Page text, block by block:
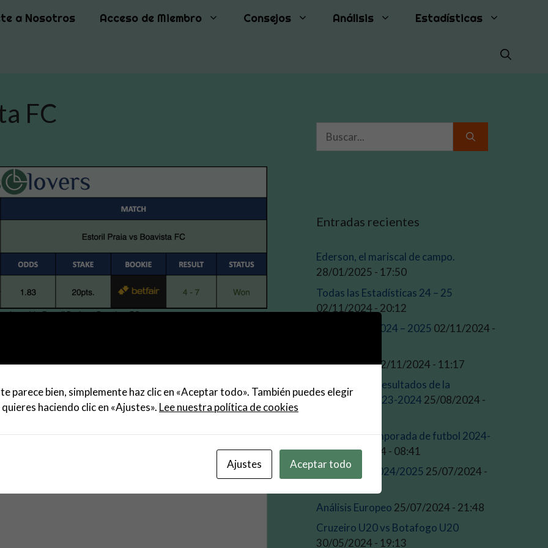
a Nosotros Acceso de Miembro Consejos Análisis Estadísticas
FC
el partido Estoril Praia vs Boavista FC.
Entradas recientes
Ederson, el mariscal de campo.
28/01/2025 - 17:50
Todas las Estadísticas 24 – 25
02/11/2024 - 20:12
Estadísticas 2024 – 2025 02/11/2024 -
Pronosticos02/11/2024 - 11:17
Estos son los resultados de la
temporada 2023-2024 25/08/2024 -
Inicio de la temporada de futbol 2024-
2525/08/2024 - 08:41
Temporada 2024/2025 25/07/2024 -
Análisis Europeo 25/07/2024 - 21:48
Cruzeiro U20 vs Botafogo U20
30/05/2024 - 19:13
parece bien, simplemente haz clic en «Aceptar todo». También puedes elegir
haciendo clic en «Ajustes». Lee nuestra política de cookies
Ajustes Aceptar todo